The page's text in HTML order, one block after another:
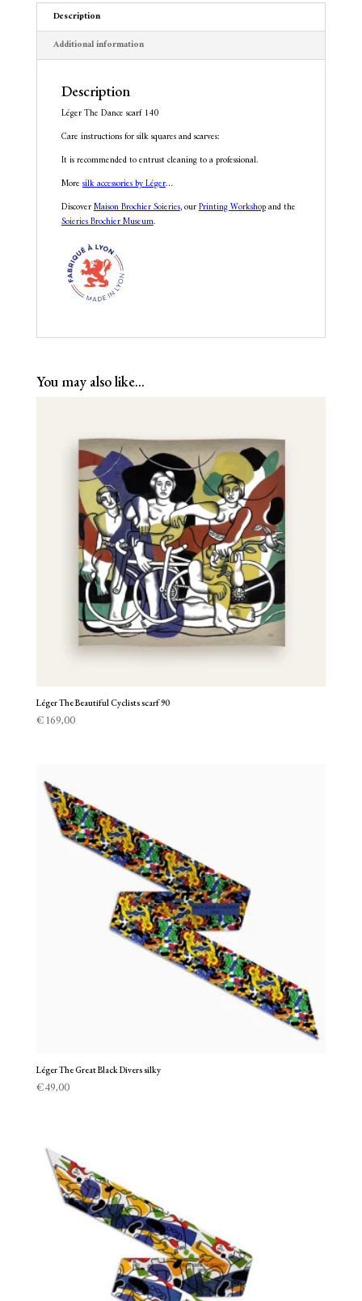
Description
Additional information
Description
Léger The Dance scarf 140
Care instructions for silk squares and scarves:
It is recommended to entrust cleaning to a professional.
Moresilk accessories by Léger…
DiscoverMaison Brochier Soieries, ourPrinting Workshopand the
Soieries Brochier Museum.
You may also like…
Léger The Beautiful Cyclists scarf 90
€169,00
Léger The Great Black Divers silky
€49,00